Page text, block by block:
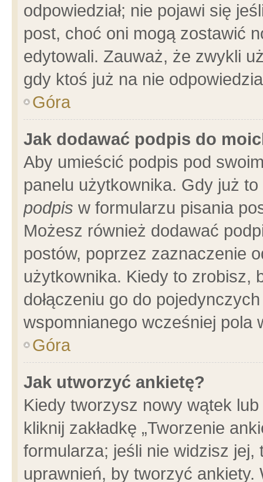
odpowiedział; nie pojawi się
post, choć oni mogą zostawić
edytowali. Zauważ, że zwykli
gdy ktoś już na nie
Góra
Jak dodawać podpis do
Aby umieścić podpis pod
panelu użytkownika. Gdy już
podpis w formularzu pisania
Możesz również dodawać
postów, poprzez zaznaczenie
użytkownika. Kiedy to zrobisz,
dołączeniu go do
wspomnianego wcześniej pola
Góra
Jak utworzyć ankietę?
Kiedy tworzysz nowy wątek
kliknij zakładkę „Tworzenie
formularza; jeśli nie widzisz
uprawnień, by tworzyć ankiety.